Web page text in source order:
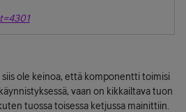
siis ole keinoa, että komponentti toimisi
vaan on kikkailtava tuon
tuossa toisessa ketjussa mainittiin.